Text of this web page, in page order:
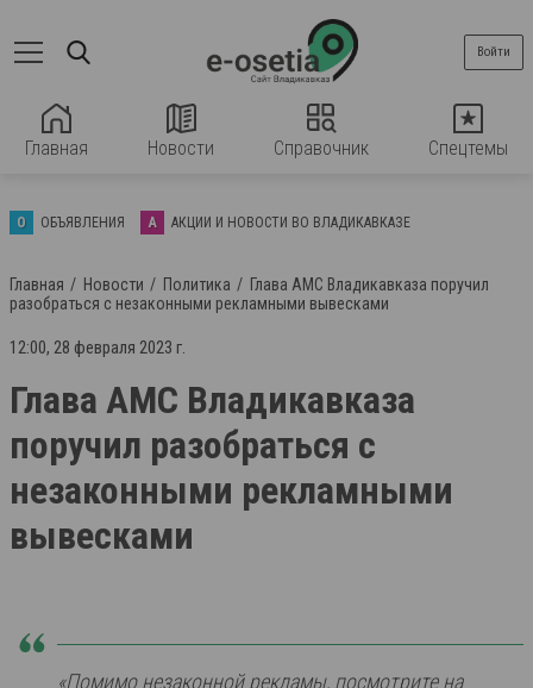
Главная Новости Справочник Спецтемы
Войти
О ОБЪЯВЛЕНИЯ А АКЦИИ И НОВОСТИ ВО ВЛАДИКАВКАЗЕ
Главная Новости Политика
Глава АМС Владикавказа поручил
разобраться с незаконными рекламными вывесками
12:00, 28 февраля 2023 г.
Глава АМС Владикавказа
поручил разобраться с
незаконными рекламными
вывесками
«Помимо незаконной рекламы, посмотрите на